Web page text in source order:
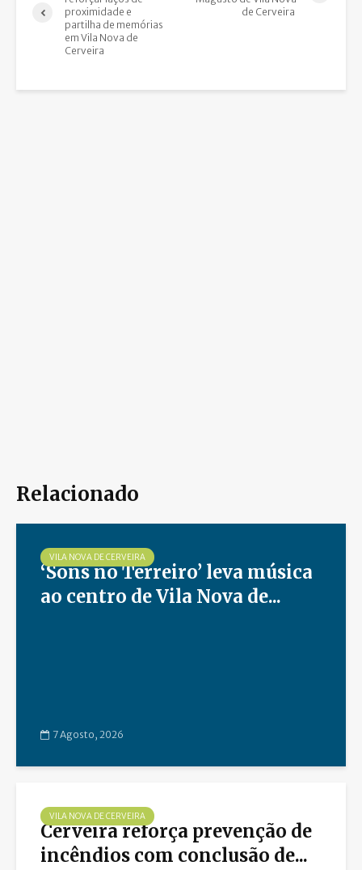
proximidade e
partilha de memórias
em Vila Nova de
Cerveira
de Cerveira
Relacionado
VILA NOVA DE CERVEIRA
‘Sons no Terreiro’ leva música
ao centro de Vila Nova de...
7 Agosto, 2026
VILA NOVA DE CERVEIRA
Cerveira reforça prevenção de
incêndios com conclusão de...